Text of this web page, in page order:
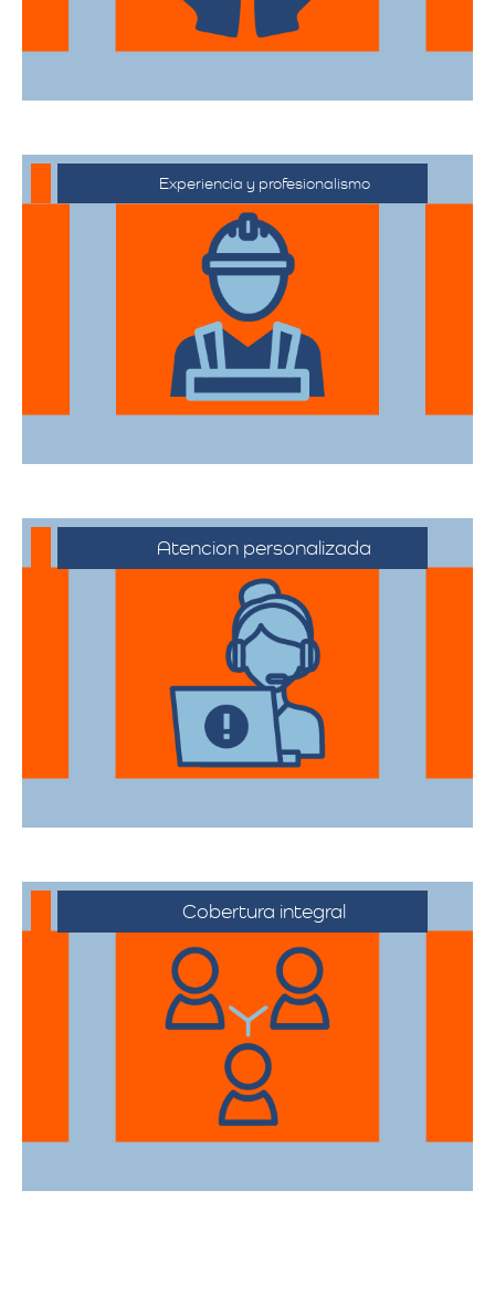
Experiencia y profesionalismo
Contamos con una extensa trayectoria
en el sector de trasteos, ofreciendo un
servicio confiable y de alta calidad.
Atencion personalizada
Nuestros asesores están a su disposición
para acompañarte en cada etapa del
proceso, asegurando que todas sus
necesidades sean atendidas.
Cobertura integral
Ofrecemos servicios de trasteos en toda
la ciudad de La Dorada, facilitando su
traslado a cualquier sector.